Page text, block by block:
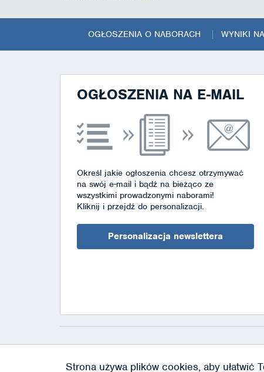
OGŁOSZENIA O NABORACH WYNIKI
OGŁOSZENIA NA E-MAIL
Określ jakie ogłoszenia chcesz otrzymywać
na swój e-mail i bądź na bieżąco ze
wszystkimi prowadzonymi naborami!
Kliknij i przejdź do personalizacji.
Personalizacja newslettera
Strona używa plików cookies, aby